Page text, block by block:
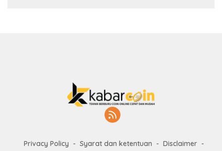
Privacy Policy Syarat dan ketentuan
Disclaimer